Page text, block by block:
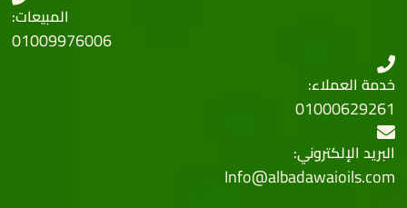
المبيعات:
01009976006
خدمة العملاء:
01000629261
البريد الإلكتروني:
Info@albadawaioils.com